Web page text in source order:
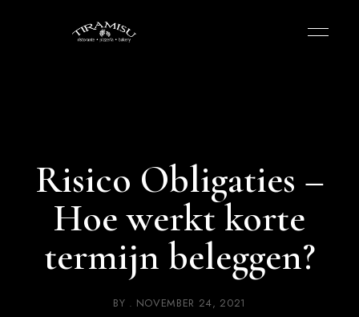
Risico Obligaties –
Hoe werkt korte
termijn beleggen?
BY NOVEMBER 24, 2021